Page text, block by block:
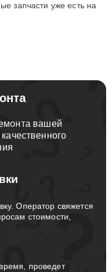
запчасти уже есть на
вашей
Оператор свяжется
стоимости,
проведет